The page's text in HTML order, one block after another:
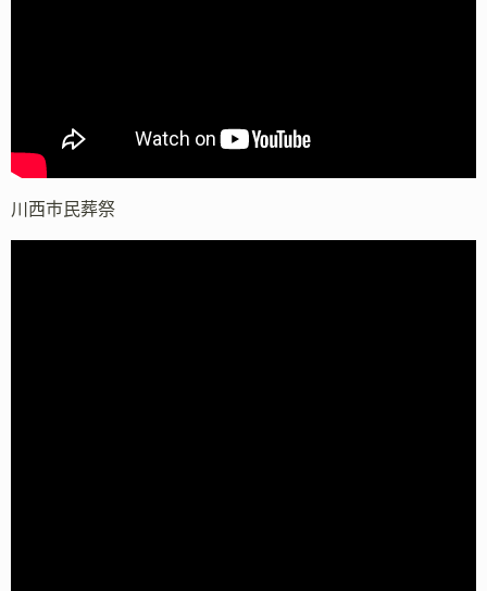
川西市民葬祭